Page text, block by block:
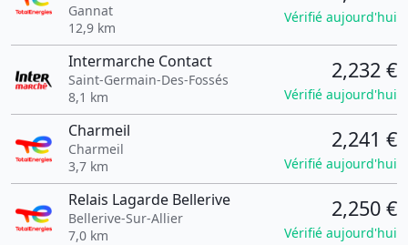
Gannat
12,9 km
Vérifié aujourd'hui
Intermarche Contact
Saint-Germain-Des-Fossés
8,1 km
2,232 €
Vérifié aujourd'hui
Charmeil
Charmeil
3,7 km
2,241 €
Vérifié aujourd'hui
Relais Lagarde Bellerive
Bellerive-Sur-Allier
7,0 km
2,250 €
Vérifié aujourd'hui